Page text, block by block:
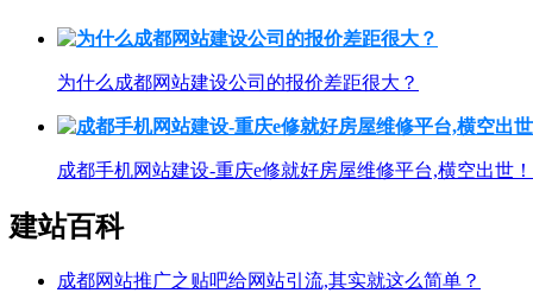
为什么成都网站建设公司的报价差距很大？
成都手机网站建设-重庆e修就好房屋维修平台,横空出世！
建站百科
成都网站推广之贴吧给网站引流,其实就这么简单？